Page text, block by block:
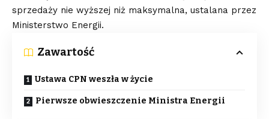
sprzedaży nie wyższej niż maksymalna, ustalana przez
Ministerstwo Energii.
Zawartość
Ustawa CPN weszła w życie
Pierwsze obwieszczenie Ministra Energii